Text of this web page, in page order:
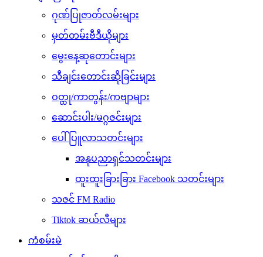
ဂုဏ်ပြုဇာတ်လမ်းများ
မှတ်တမ်းဗီဒီယိုများ
မွေးနေ့ဆုတောင်းများ
သီချင်းတောင်းဆိုခြင်းများ
ဝတ္ထု/ကာတွန်း/ကဗျာများ
ဆောင်းပါး/မဂ္ဂဇင်းများ
ပေါ်ပြူလာသတင်းများ
အနုပညာရှင်သတင်းများ
ထူးထူးခြားခြား Facebook သတင်းများ
သဇင် FM Radio
Tiktok ဆယ်လီများ
ကံစမ်းမဲ